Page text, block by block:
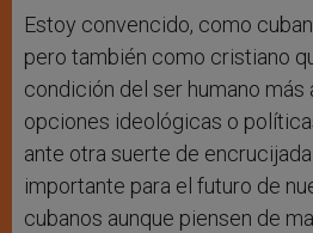
Estoy convencido, como
pero también como cristiano
condición del ser humano más
opciones ideológicas o
ante otra suerte de
importante para el futuro de
cubanos aunque piensen de